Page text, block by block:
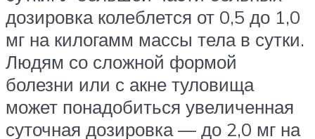
дозировка колеблется от 0,5 до 1,0
мг на килогамм массы тела в сутки.
Людям со сложной формой
болезни или с акне туловища
может понадобиться увеличенная
суточная дозировка — до 2,0 мг на